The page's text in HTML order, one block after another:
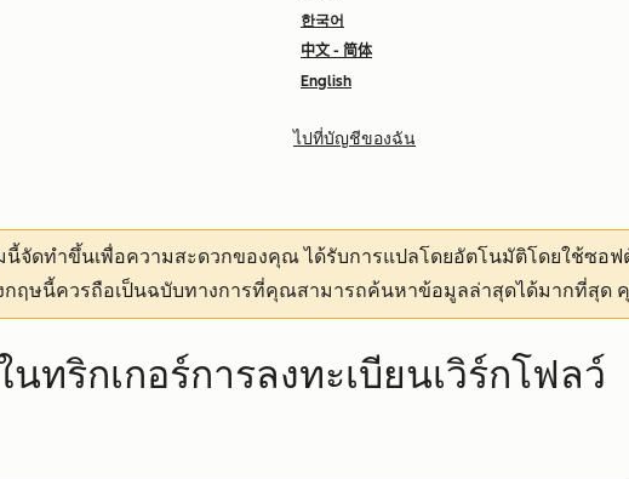
한국어
中文 - 简体
English
ไปที่บัญชีของฉัน
นี้จัดทำขึ้นเพื่อความสะดวกของคุณได้รับการแปลโดยอัตโนมัติโดยใช้ซอ
ฤษนี้ควรถือเป็นฉบับทางการที่คุณสามารถค้นหาข้อมูลล่าสุดได้มากที่สุด
ทริกเกอร์การลงทะเบียนเวิร์กโฟลว์